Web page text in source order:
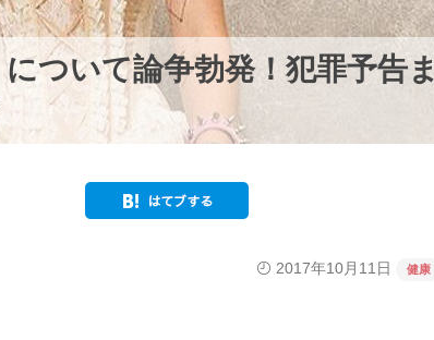
ついて論争勃発！犯罪予告ま
2017年10月11日 健康